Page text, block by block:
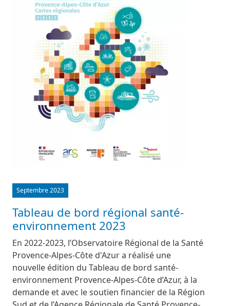
Septembre 2023
Tableau de bord régional santé-
environnement 2023
En 2022-2023, l’Observatoire Régional de la Santé
Provence-Alpes-Côte d'Azur a réalisé une
nouvelle édition du Tableau de bord santé-
environnement Provence-Alpes-Côte d’Azur, à la
demande et avec le soutien financier de la Région